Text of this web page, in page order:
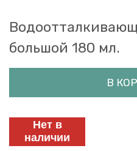
большой 180 мл.
В
Нет в
наличии